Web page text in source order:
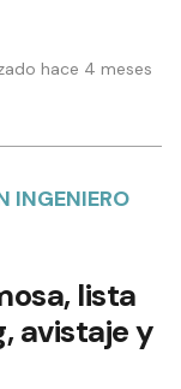
hace 4 meses
INGENIERO
lista
avistaje y